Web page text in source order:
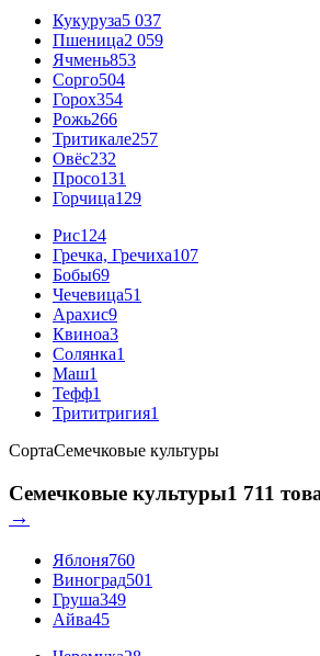
Кукуруза5 037
Пшеница2 059
Ячмень853
Сорго504
Горох354
Рожь266
Тритикале257
Овёс232
Просо131
Горчица129
Рис124
Гречка, Гречиха107
Бобы69
Чечевица51
Арахис9
Квиноа3
Солянка1
Маш1
Тефф1
Трититригия1
СортаСемечковые культуры
Семечковые культуры1 711
→
Яблоня760
Виноград501
Груша349
Айва45